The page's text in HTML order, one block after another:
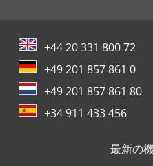
+44 20 331 800 72
+49 201 857 861 0
+49 201 857 861 80
+34 911 433 456
最新の